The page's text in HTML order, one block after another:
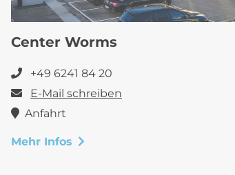
Center Worms
+49 6241 84 20
E-Mail schreiben
Anfahrt
Mehr Infos